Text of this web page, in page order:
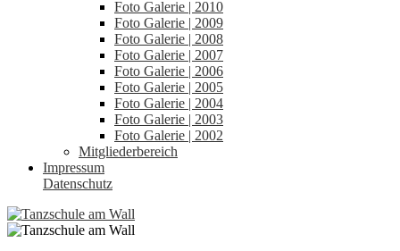
Foto Galerie | 2010
Foto Galerie | 2009
Foto Galerie | 2008
Foto Galerie | 2007
Foto Galerie | 2006
Foto Galerie | 2005
Foto Galerie | 2004
Foto Galerie | 2003
Foto Galerie | 2002
Mitgliederbereich
Impressum
Datenschutz